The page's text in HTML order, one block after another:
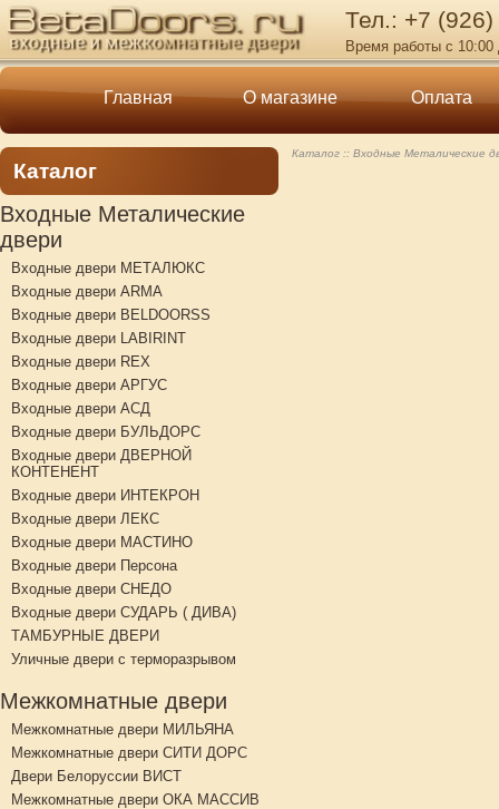
Тел.: +7
Время работы с 10:00
Главная О магазине Оплата
Каталог
Входные Металические
двери
Входные двери МЕТАЛЮКС
Входные двери ARMA
Входные двери BELDOORSS
Входные двери LABIRINT
Входные двери REX
Входные двери АРГУС
Входные двери АСД
Входные двери БУЛЬДОРС
Входные двери ДВЕРНОЙ
КОНТЕНЕНТ
Входные двери ИНТЕКРОН
Входные двери ЛЕКС
Входные двери МАСТИНО
Входные двери Персона
Входные двери СНЕДО
Входные двери СУДАРЬ ( ДИВА)
ТАМБУРНЫЕ ДВЕРИ
Уличные двери с терморазрывом
Межкомнатные двери
Межкомнатные двери МИЛЬЯНА
Межкомнатные двери СИТИ ДОРС
Двери Белоруссии ВИСТ
Межкомнатные двери ОКА МАССИВ
Каталог Входные Металические